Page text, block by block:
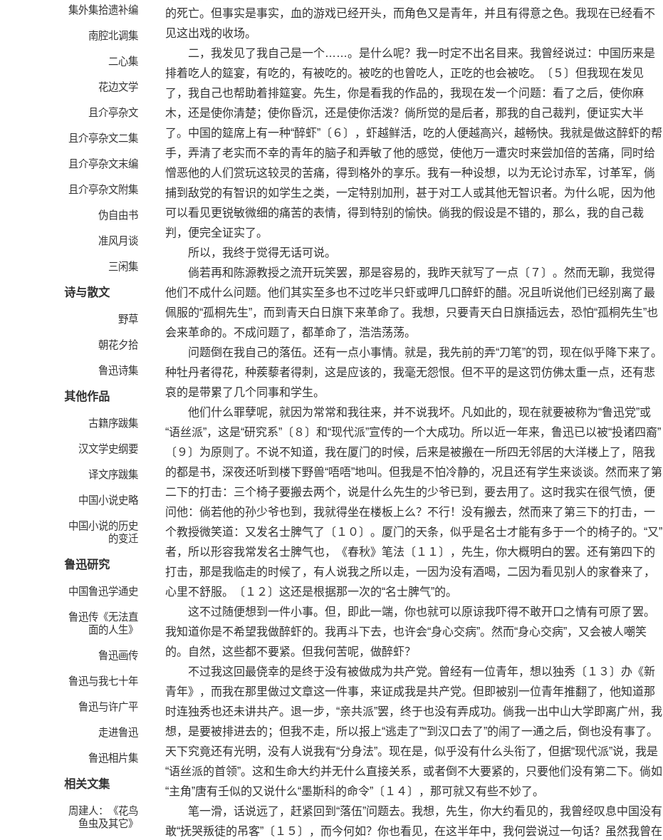
集外集拾遗补编
南腔北调集
二心集
花边文学
且介亭杂文
且介亭杂文二集
且介亭杂文末编
且介亭杂文附集
伪自由书
准风月谈
三闲集
诗与散文
野草
朝花夕拾
鲁迅诗集
其他作品
古籍序跋集
汉文学史纲要
译文序跋集
中国小说史略
中国小说的历史
的变迁
鲁迅研究
中国鲁迅学通史
鲁迅传《无法直
面的人生》
鲁迅画传
鲁迅与我七十年
鲁迅与许广平
走进鲁迅
鲁迅相片集
相关文集
周建人：《花鸟
鱼虫及其它》
的死亡。但事实是事实，血的游戏已经开头，而角色又是青年，并且有得意之色。我现在已经看不
见这出戏的收场。
二，我发见了我自己是一个……。是什么呢？我一时定不出名目来。我曾经说过：中国历来是
排着吃人的筵宴，有吃的，有被吃的。被吃的也曾吃人，正吃的也会被吃。〔５〕但我现在发见
了，我自己也帮助着排筵宴。先生，你是看我的作品的，我现在发一个问题：看了之后，使你麻
木，还是使你清楚；使你昏沉，还是使你活泼？倘所觉的是后者，那我的自己裁判，便证实大半
了。中国的筵席上有一种“醉虾”〔６〕，虾越鲜活，吃的人便越高兴，越畅快。我就是做这醉虾的帮
手，弄清了老实而不幸的青年的脑子和弄敏了他的感觉，使他万一遭灾时来尝加倍的苦痛，同时给
憎恶他的人们赏玩这较灵的苦痛，得到格外的享乐。我有一种设想，以为无论讨赤军，讨革军，倘
捕到敌党的有智识的如学生之类，一定特别加刑，甚于对工人或其他无智识者。为什么呢，因为他
可以看见更锐敏微细的痛苦的表情，得到特别的愉快。倘我的假设是不错的，那么，我的自己裁
判，便完全证实了。
所以，我终于觉得无话可说。
倘若再和陈源教授之流开玩笑罢，那是容易的，我昨天就写了一点〔７〕。然而无聊，我觉得
他们不成什么问题。他们其实至多也不过吃半只虾或呷几口醉虾的醋。况且听说他们已经别离了最
佩服的“孤桐先生”，而到青天白日旗下来革命了。我想，只要青天白日旗插远去，恐怕“孤桐先生”也
会来革命的。不成问题了，都革命了，浩浩荡荡。
问题倒在我自己的落伍。还有一点小事情。就是，我先前的弄“刀笔”的罚，现在似乎降下来了。
种牡丹者得花，种蒺藜者得刺，这是应该的，我毫无怨恨。但不平的是这罚仿佛太重一点，还有悲
哀的是带累了几个同事和学生。
他们什么罪孽呢，就因为常常和我往来，并不说我坏。凡如此的，现在就要被称为“鲁迅党”或
“语丝派”，这是“研究系”〔８〕和“现代派”宣传的一个大成功。所以近一年来，鲁迅已以被“投诸四裔”
〔９〕为原则了。不说不知道，我在厦门的时候，后来是被搬在一所四无邻居的大洋楼上了，陪我
的都是书，深夜还听到楼下野兽“唔唔”地叫。但我是不怕冷静的，况且还有学生来谈谈。然而来了第
二下的打击：三个椅子要搬去两个，说是什么先生的少爷已到，要去用了。这时我实在很气愤，便
问他：倘若他的孙少爷也到，我就得坐在楼板上么？不行！没有搬去，然而来了第三下的打击，一
个教授微笑道：又发名士脾气了〔１０〕。厦门的天条，似乎是名士才能有多于一个的椅子的。“又”
者，所以形容我常发名士脾气也，《春秋》笔法〔１１〕，先生，你大概明白的罢。还有第四下的
打击，那是我临走的时候了，有人说我之所以走，一因为没有酒喝，二因为看见别人的家眷来了，
心里不舒服。〔１２〕这还是根据那一次的“名士脾气”的。
这不过随便想到一件小事。但，即此一端，你也就可以原谅我吓得不敢开口之情有可原了罢。
我知道你是不希望我做醉虾的。我再斗下去，也许会“身心交病”。然而“身心交病”，又会被人嘲笑
的。自然，这些都不要紧。但我何苦呢，做醉虾？
不过我这回最侥幸的是终于没有被做成为共产党。曾经有一位青年，想以独秀〔１３〕办《新
青年》，而我在那里做过文章这一件事，来证成我是共产党。但即被别一位青年推翻了，他知道那
时连独秀也还未讲共产。退一步，“亲共派”罢，终于也没有弄成功。倘我一出中山大学即离广州，我
想，是要被排进去的；但我不走，所以报上“逃走了”“到汉口去了”的闹了一通之后，倒也没有事了。
天下究竟还有光明，没有人说我有“分身法”。现在是，似乎没有什么头衔了，但据“现代派”说，我是
“语丝派的首领”。这和生命大约并无什么直接关系，或者倒不大要紧的，只要他们没有第二下。倘如
“主角”唐有壬似的又说什么“墨斯科的命令”〔１４〕，那可就又有些不妙了。
笔一滑，话说远了，赶紧回到“落伍”问题去。我想，先生，你大约看见的，我曾经叹息中国没有
敢“抚哭叛徒的吊客”〔１５〕，而今何如？你也看见，在这半年中，我何尝说过一句话？虽然我曾在